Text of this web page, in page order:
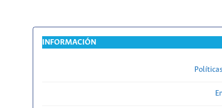
INFORMACIÓN